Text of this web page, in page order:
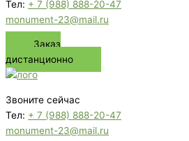
Тел: + 7 (988) 888-20-47
monument-23@mail.ru
Заказ
дистанционно
Звоните сейчас
Тел: + 7 (988) 888-20-47
monument-23@mail.ru